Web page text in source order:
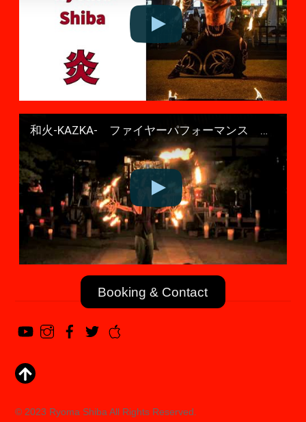
和火-KAZKA- ファイヤーパフォーマンス オフィシャルPV 「感應同響」
Booking & Contact
© 2023 Ryoma Shiba All Rights Reserved.